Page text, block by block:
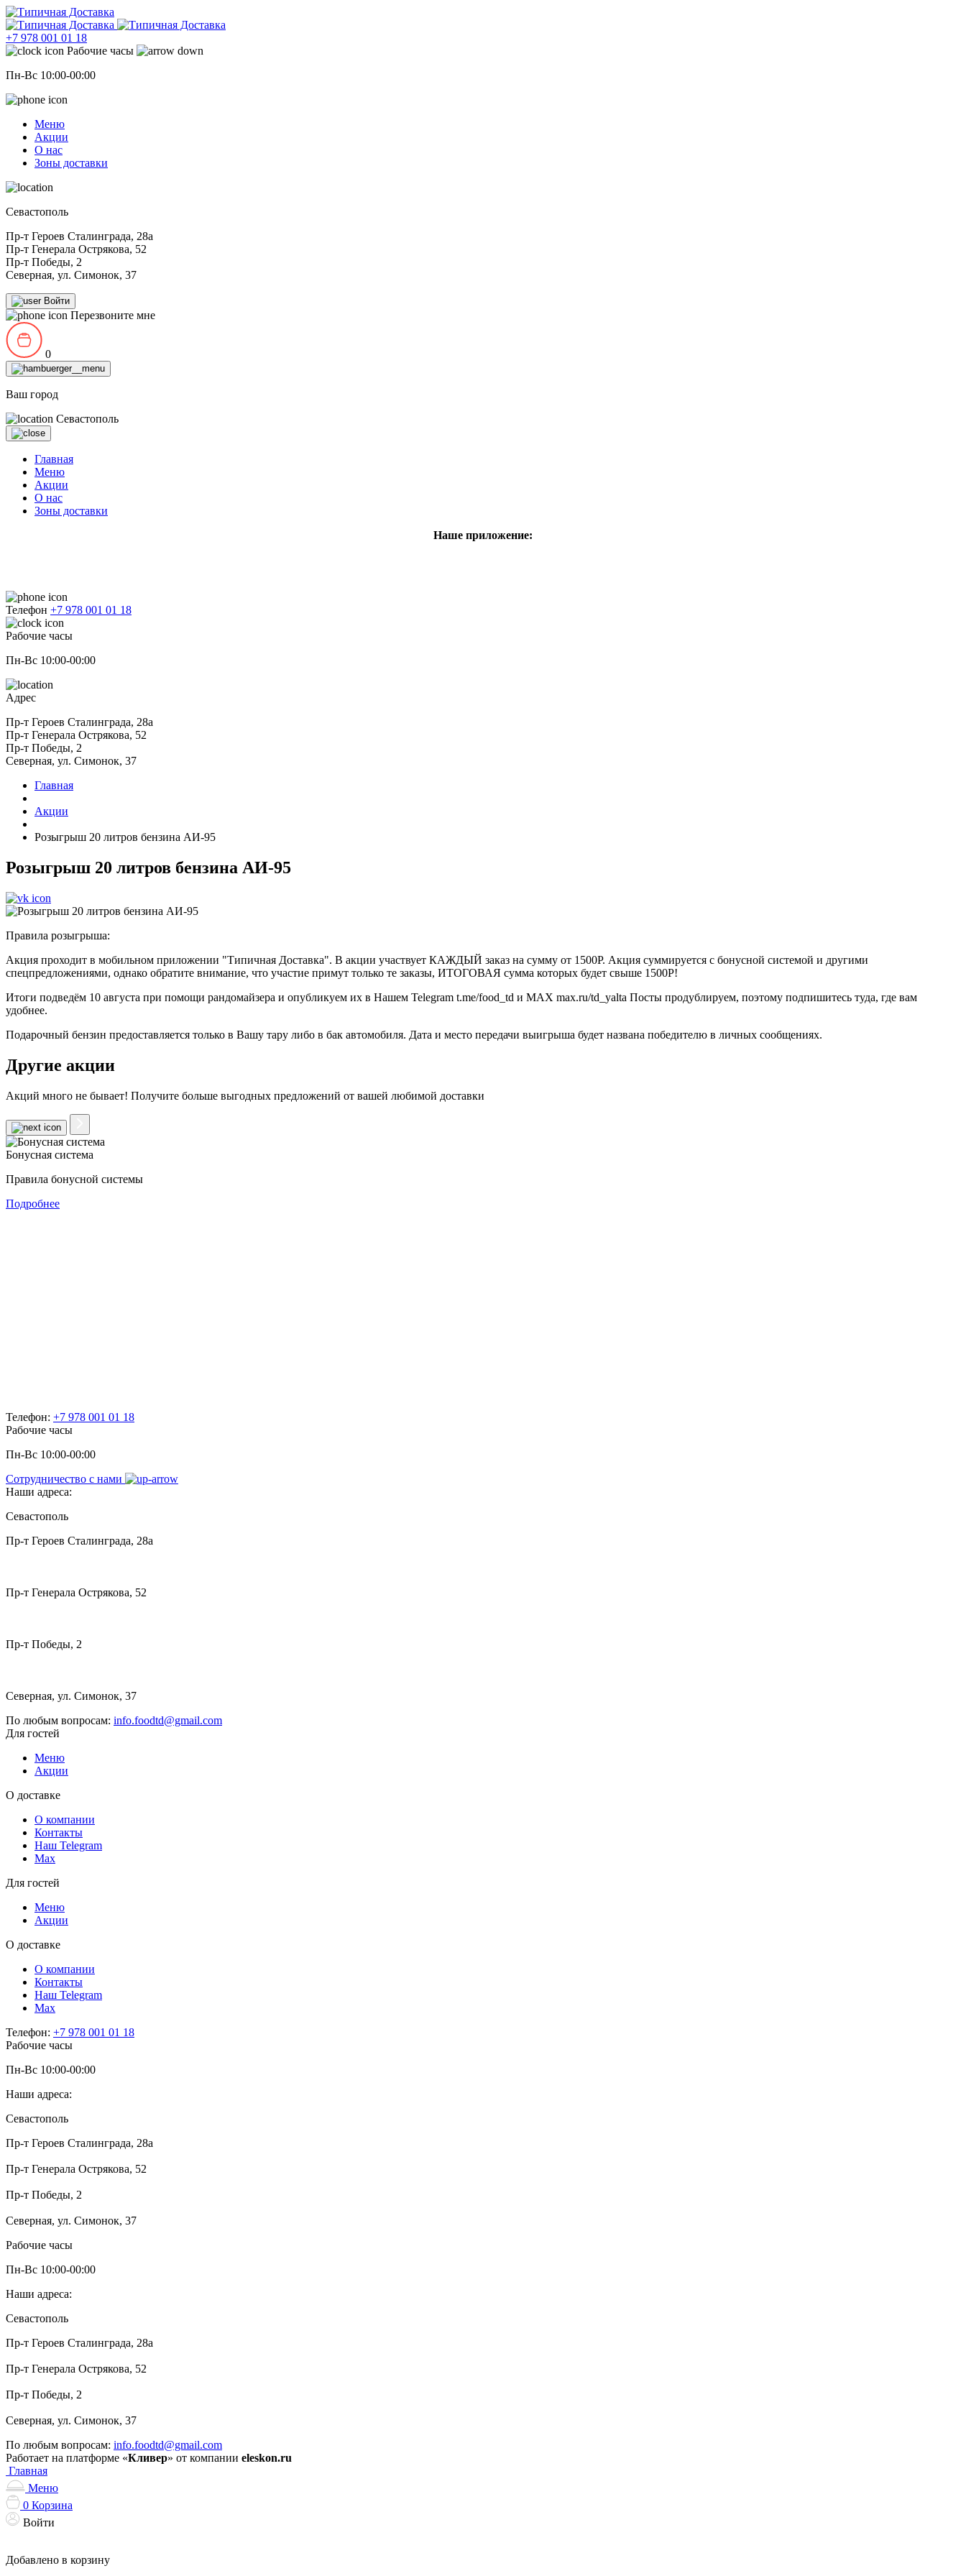
+7 978 001 01 18
Рабочие часы
Пн-Вс 10:00-00:00
Меню
Акции
О нас
Зоны доставки
Севастополь
Пр-т Героев Сталинграда, 28а
Пр-т Генерала Острякова, 52
Пр-т Победы, 2
Северная, ул. Симонок, 37
Войти
Перезвоните мне
0
Ваш город
Севастополь
Главная
Меню
Акции
О нас
Зоны доставки
Наше приложение:
Телефон +7 978 001 01 18
Рабочие часы
Пн-Вс 10:00-00:00
Адрес
Пр-т Героев Сталинграда, 28а
Пр-т Генерала Острякова, 52
Пр-т Победы, 2
Северная, ул. Симонок, 37
Главная
Акции
Розыгрыш 20 литров бензина АИ-95
Розыгрыш 20 литров бензина АИ-95
Правила розыгрыша:
Акция проходит в мобильном приложении "Типичная Доставка". В акции участвует КАЖДЫЙ заказ на сумму от 1500Р. Акция суммируется с бонусной системой и другими
спецпредложениями, однако обратите внимание, что участие примут только те заказы, ИТОГОВАЯ сумма которых будет свыше 1500Р!
Итоги подведём 10 августа при помощи рандомайзера и опубликуем их в Нашем Telegram t.me/food_td и MAX max.ru/td_yalta Посты продублируем, поэтому подпишитесь туда, где вам
удобнее.
Подарочный бензин предоставляется только в Вашу тару либо в бак автомобиля. Дата и место передачи выигрыша будет названа победителю в личных сообщениях.
Другие акции
Акций много не бывает! Получите больше выгодных предложений от вашей любимой доставки
Бонусная система
Правила бонусной системы
Подробнее
Телефон: +7 978 001 01 18
Рабочие часы
Пн-Вс 10:00-00:00
Сотрудничество с нами
Наши адреса:
Севастополь
Пр-т Героев Сталинграда, 28а
Пр-т Генерала Острякова, 52
Пр-т Победы, 2
Северная, ул. Симонок, 37
По любым вопросам: info.foodtd@gmail.com
Для гостей
Меню
Акции
О доставке
О компании
Контакты
Наш Telegram
Мах
Для гостей
Меню
Акции
О доставке
О компании
Контакты
Наш Telegram
Мах
Телефон: +7 978 001 01 18
Рабочие часы
Пн-Вс 10:00-00:00
Наши адреса:
Севастополь
Пр-т Героев Сталинграда, 28а
Пр-т Генерала Острякова, 52
Пр-т Победы, 2
Северная, ул. Симонок, 37
Рабочие часы
Пн-Вс 10:00-00:00
Наши адреса:
Севастополь
Пр-т Героев Сталинграда, 28а
Пр-т Генерала Острякова, 52
Пр-т Победы, 2
Северная, ул. Симонок, 37
По любым вопросам: info.foodtd@gmail.com
Работает на платформе «Кливер» от компании eleskon.ru
Главная
Меню
0 Корзина
Войти
Добавлено в корзину